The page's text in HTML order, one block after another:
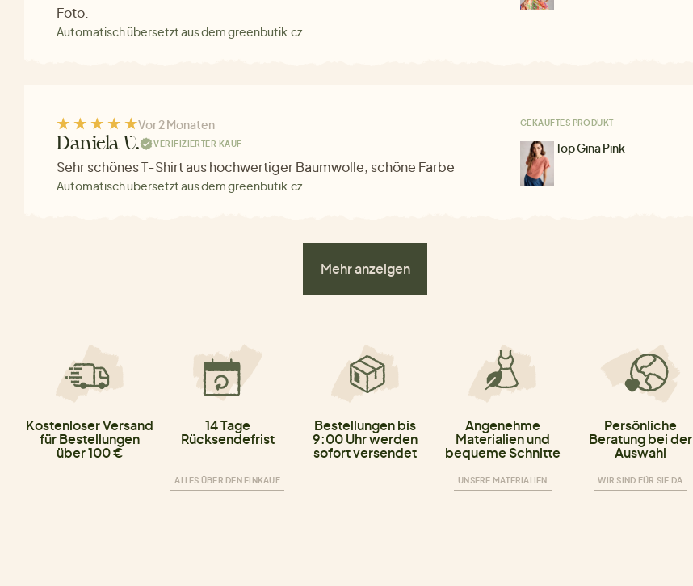
Foto.
Automatisch übersetzt aus dem greenbutik.cz
Vor 2 Monaten
Daniela V. VERIFIZIERTER KAUF
Sehr schönes T-Shirt aus hochwertiger Baumwolle, schöne Farbe
Automatisch übersetzt aus dem greenbutik.cz
GEKAUFTES PRODUKT
Top Gina Pink
Mehr anzeigen
Kostenloser Versand
für Bestellungen
über 100 €
14 Tage
Rücksendefrist
ALLES ÜBER DEN EINKAUF
Bestellungen bis
9:00 Uhr werden
sofort versendet
Angenehme
Materialien und
bequeme Schnitte
UNSERE MATERIALIEN
Persönliche
Beratung bei der
Auswahl
WIR SIND FÜR SIE DA